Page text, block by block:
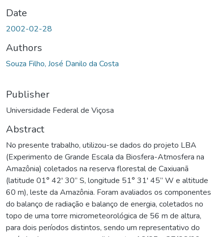
Date
2002-02-28
Authors
Souza Filho, José Danilo da Costa
Publisher
Universidade Federal de Viçosa
Abstract
No presente trabalho, utilizou-se dados do projeto LBA
(Experimento de Grande Escala da Biosfera-Atmosfera na
Amazônia) coletados na reserva florestal de Caxiuanã
(latitude 01° 42' 30’’ S, longitude 51° 31' 45’’ W e altitude
60 m), leste da Amazônia. Foram avaliados os componentes
do balanço de radiação e balanço de energia, coletados no
topo de uma torre micrometeorológica de 56 m de altura,
para dois períodos distintos, sendo um representativo do